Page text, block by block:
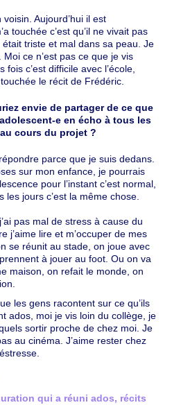
voisin. Aujourd’hui il est
touchée c’est qu’il ne vivait pas
triste et mal dans sa peau. Je
Moi ce n’est pas ce que je vis
fois c’est difficile avec l’école,
le récit de Frédéric.
envie de partager de ce que
e en écho à tous les
cours du projet ?
parce que je suis dedans.
sur mon enfance, je pourrais
pour l’instant c’est normal,
les jours c’est la même chose.
pas mal de stress à cause du
j’aime lire et m’occuper de mes
se réunit au stade, on joue avec
à jouer au foot. Ou on va
maison, on refait le monde, on
les gens racontent sur ce qu’ils
ados, moi je vis loin du collège, je
sortir proche de chez moi. Je
au cinéma. J’aime rester chez
qui a réuni ados, récits